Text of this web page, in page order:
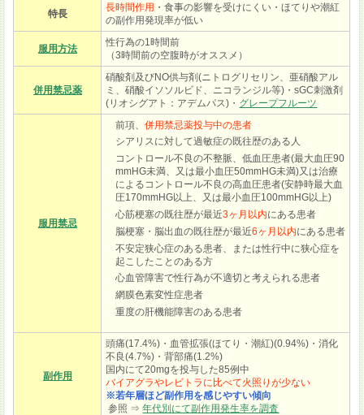
特長
長時間作用 ・食事の影響を受けにくい・ほてりや潮紅
の副作用発現率が低い
服用方法
性行為の1時間前
（3時間前の空腹時がオススメ）
併用禁忌薬
硝酸剤及びNO供与剤(ニトログリセリン、亜硝酸アル
ミ、硝酸イソソルビド、ニコランジル等)・sGC刺激剤
(リオシグアト：アデムパス)・ グレープフルーツ
服用禁忌
前項、併用禁忌薬投与中の患者
シアリスに対して過敏症の既往歴のある人
コントロール不良の不整脈、低血圧患者(最大血圧90
mmHG未満、又は最小血圧50mmHG未満)又は治療
によるコントロール不良の高血圧患者(安静時最大血
圧170mmHG以上、又は最小血圧100mmHG以上)
心筋梗塞の既往歴が最近3ヶ月以内にある患者
脳梗塞・脳出血の既往歴が最近6ヶ月以内にある患者
不安定狭心症のある患者、または性行中に狭心症を
起こしたことのある方
心血管障害で性行為が不適切と考えられる患者
網膜色素変性症患者
重度の肝機能障害のある患者
副作用
頭痛(17.4%)・血管拡張(ほてり・潮紅)(0.94%)・消化
不良(4.7%)・背部痛(1.2%)
国内にて20mgを投与した85例中
バイアグラやレビトラに比べて火照りが少ない
※若年層ほど副作用を感じやすい傾向
参照 ⇒年代別にて副作用発生率を調査